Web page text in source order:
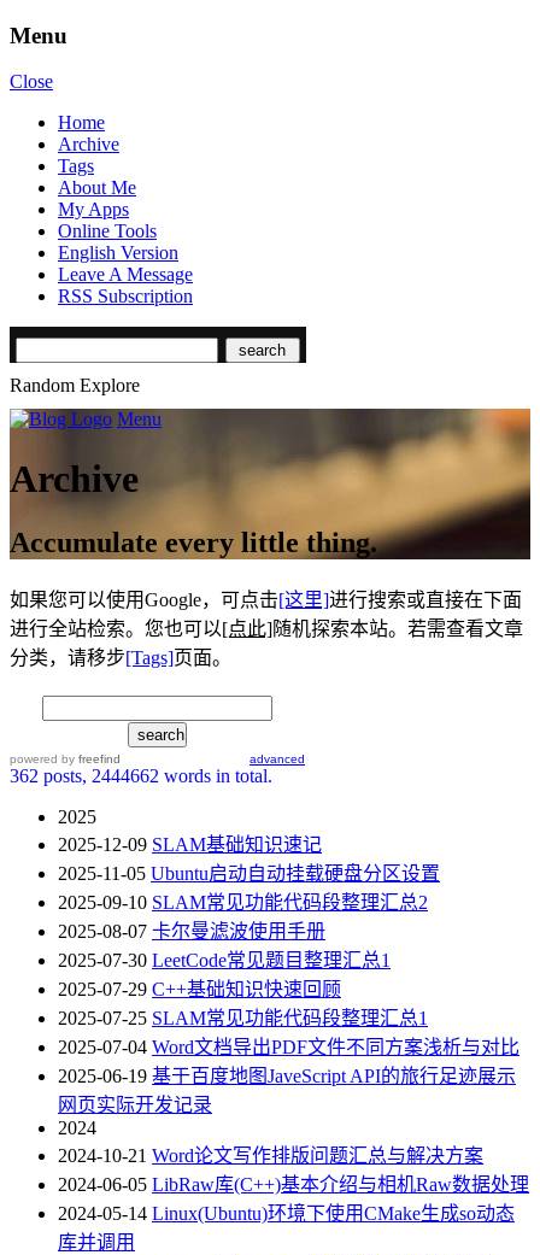
Menu
Close
Home
Archive
Tags
About Me
My Apps
Online Tools
English Version
Leave A Message
RSS Subscription
Random Explore
Menu
Archive
Accumulate every little thing.
如果您可以使用Google，可点击[这里]进行搜索或直接在下面
进行全站检索。您也可以[点此]随机探索本站。若需查看文章
分类，请移步[Tags]页面。
powered by freefind advanced
362 posts, 2444662 words in total.
2025
2025-12-09 SLAM基础知识速记
2025-11-05 Ubuntu启动自动挂载硬盘分区设置
2025-09-10 SLAM常见功能代码段整理汇总2
2025-08-07 卡尔曼滤波使用手册
2025-07-30 LeetCode常见题目整理汇总1
2025-07-29 C++基础知识快速回顾
2025-07-25 SLAM常见功能代码段整理汇总1
2025-07-04 Word文档导出PDF文件不同方案浅析与对比
2025-06-19 基于百度地图JaveScript API的旅行足迹展示
网页实际开发记录
2024
2024-10-21 Word论文写作排版问题汇总与解决方案
2024-06-05 LibRaw库(C++)基本介绍与相机Raw数据处理
2024-05-14 Linux(Ubuntu)环境下使用CMake生成so动态
库并调用